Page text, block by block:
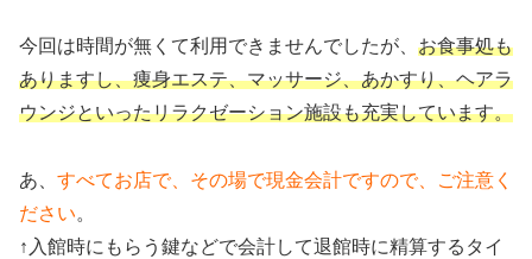
今回は時間が無くて利用できませんでしたが、 お食事処も
ありますし、痩身エステ、マッサージ、あかすり、ヘアラ
ウンジといったリラクゼーション施設も充実しています。
あ、 すべてお店で、その場で現金会計ですので、ご注意く
ださい。
↑入館時にもらう鍵などで会計して退館時に精算するタイ